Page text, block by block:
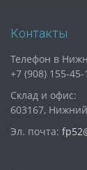
Контакты
Телефон в
+7 (908) 155-45-
Склад и офис:
603167,
Эл. почта: